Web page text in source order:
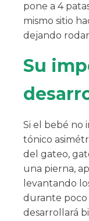
pone a 4
mismo sitio
dejando
Su
Si el bebé no
tónico
del gateo,
una pierna,
levantando
durante poco
desarrollará